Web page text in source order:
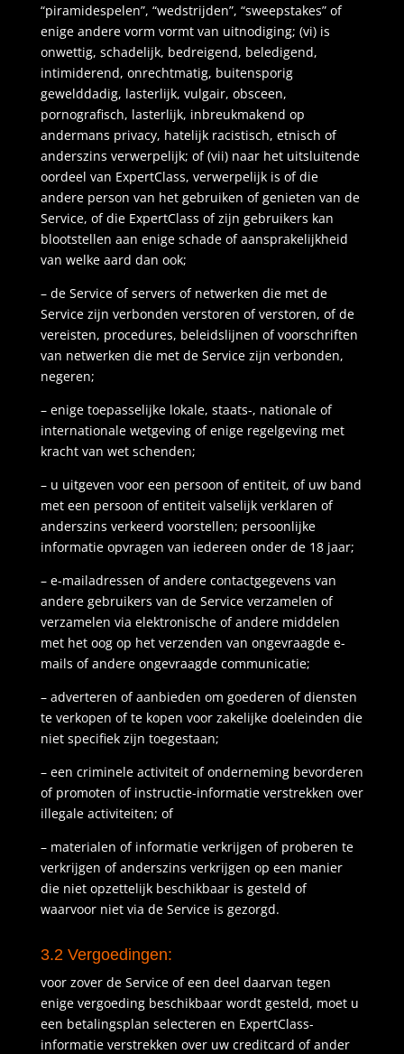
“piramidespelen”, “wedstrijden”, “sweepstakes” of
enige andere vorm vormt van uitnodiging; (vi) is
onwettig, schadelijk, bedreigend, beledigend,
intimiderend, onrechtmatig, buitensporig
gewelddadig, lasterlijk, vulgair, obsceen,
pornografisch, lasterlijk, inbreukmakend op
andermans privacy, hatelijk racistisch, etnisch of
anderszins verwerpelijk; of (vii) naar het uitsluitende
oordeel van ExpertClass, verwerpelijk is of die
andere person van het gebruiken of genieten van de
Service, of die ExpertClass of zijn gebruikers kan
blootstellen aan enige schade of aansprakelijkheid
van welke aard dan ook;
– de Service of servers of netwerken die met de
Service zijn verbonden verstoren of verstoren, of de
vereisten, procedures, beleidslijnen of voorschriften
van netwerken die met de Service zijn verbonden,
negeren;
– enige toepasselijke lokale, staats-, nationale of
internationale wetgeving of enige regelgeving met
kracht van wet schenden;
– u uitgeven voor een persoon of entiteit, of uw band
met een persoon of entiteit valselijk verklaren of
anderszins verkeerd voorstellen; persoonlijke
informatie opvragen van iedereen onder de 18 jaar;
– e-mailadressen of andere contactgegevens van
andere gebruikers van de Service verzamelen of
verzamelen via elektronische of andere middelen
met het oog op het verzenden van ongevraagde e-
mails of andere ongevraagde communicatie;
– adverteren of aanbieden om goederen of diensten
te verkopen of te kopen voor zakelijke doeleinden die
niet specifiek zijn toegestaan;
– een criminele activiteit of onderneming bevorderen
of promoten of instructie-informatie verstrekken over
illegale activiteiten; of
– materialen of informatie verkrijgen of proberen te
verkrijgen of anderszins verkrijgen op een manier
die niet opzettelijk beschikbaar is gesteld of
waarvoor niet via de Service is gezorgd.
3.2 Vergoedingen:
voor zover de Service of een deel daarvan tegen
enige vergoeding beschikbaar wordt gesteld, moet u
een betalingsplan selecteren en ExpertClass-
informatie verstrekken over uw creditcard of ander